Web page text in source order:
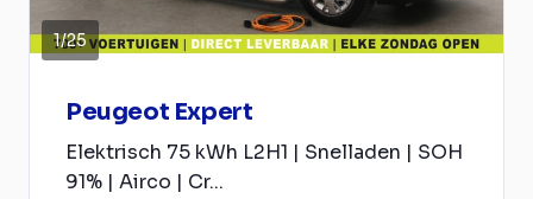
1/25
Peugeot Expert
Elektrisch 75 kWh L2H1 | Snelladen | SOH
91% | Airco | Cr...